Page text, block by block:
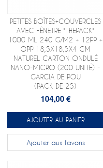
PETITES BOÎTES+COUVERCLES
AVEC FÊNETRE "THEPACK"
1000 ML 240 G/M2 + 12PP +
OPP 18,5X18,5X4 CM
NATUREL CARTON ONDULÉ
NANO-MICRO (200 UNITÉ) -
GARCIA DE POU
(PACK DE 25)
104,00 €
AJOUTER AU PANIER
Ajouter aux favoris